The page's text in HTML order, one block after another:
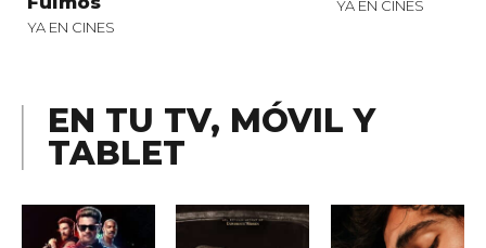
YA EN CINES
YA EN CINES
EN TU TV, MÓVIL Y
TABLET